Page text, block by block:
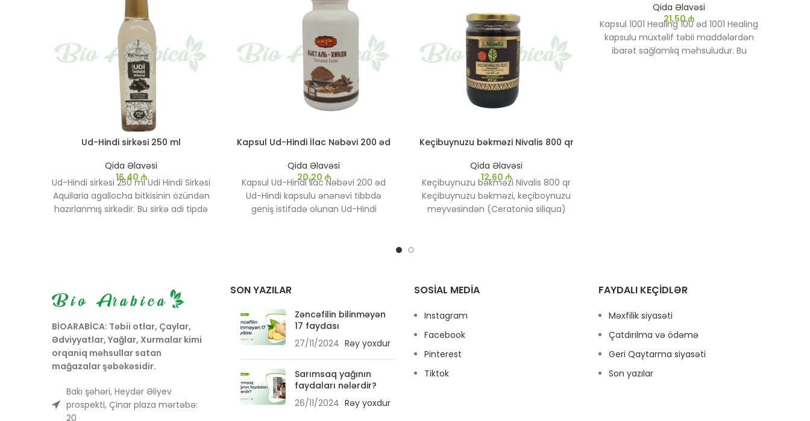
Ud-Hindi sirkəsi 250 ml
Qida Əlavəsi
16,40 ₼
Ud-Hindi sirkəsi 250 ml Udi Hindi Sirkəsi
Aquilaria agallocha bitkisinin özündən
hazırlanmış sirkədir. Bu sirkə adi tipdə
Kapsul Ud-Hindi İlac Nəbəvi 200 əd
Qida Əlavəsi
20,20 ₼
Kapsul Ud-Hindi İlac Nəbəvi 200 əd
Ud-Hindi kapsulu ənənəvi tibbdə
geniş istifadə olunan Ud-Hindi
faydaları ilə tanınır.
Keçibuynuzu bəkməzi Nivalis 800 qr
Qida Əlavəsi
12,60 ₼
Keçibuynuzu bəkməzi Nivalis 800 qr
Keçibuynuzu bəkməzi, keçiboynuzu
meyvəsindən (Ceratonia siliqua)
arasındadır.
Qida Əlavəsi
21,50₼
Kapsul 1001 Healing 100 əd 1001 Healing
kapsulu müxtəlif təbii maddələrdən
ibarət sağlamlıq məhsuludur. Bu
BİOARABİCA: Təbii otlar, Çaylar,
Ədviyyatlar, Yağlar, Xurmalar kimi
orqaniq məhsullar satan
mağazalar şəbəkəsidir.
Bakı şəhəri, Heydər Əliyev
prospekti, Çinar plaza mərtəbə:
20
SON YAZILAR
Zəncəfilin bilinməyən
17 faydası
27/11/2024 Rəy yoxdur
Sarımsaq yağının
faydaları nələrdir?
26/11/2024 Rəy yoxdur
SOSIAL MEDIA
Instagram
Facebook
Pinterest
Tiktok
FAYDALI KEÇIDLƏR
Məxfilik siyasəti
Çatdırılma və ödəmə
Geri Qaytarma siyasəti
Son yazılar